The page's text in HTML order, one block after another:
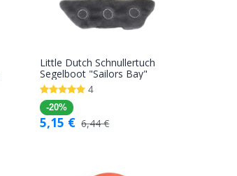
In den
Warenkorb
Little Dutch Schnullertuch
Segelboot "Sailors Bay"
4
-20%
5,15 € 6,44€